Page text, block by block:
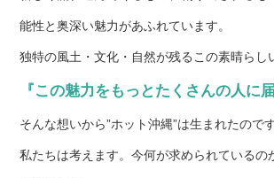
能性と奥深い魅力があふれています。
独特の風土・文化・自然が残るこの素晴らし
『この魅力をもっとたくさんの人に
そんな想いから”ホット沖縄”は生まれたのです
私たちは考えます。今何が求められているの